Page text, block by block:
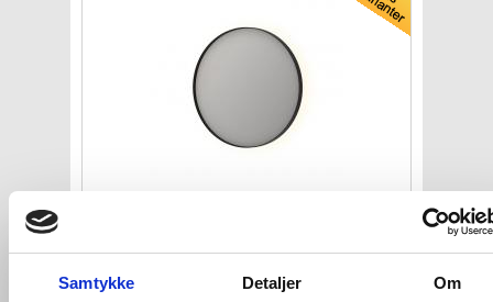
Samtykke Detaljer Om
Børstet gunmetal
VVS nr. 8409461